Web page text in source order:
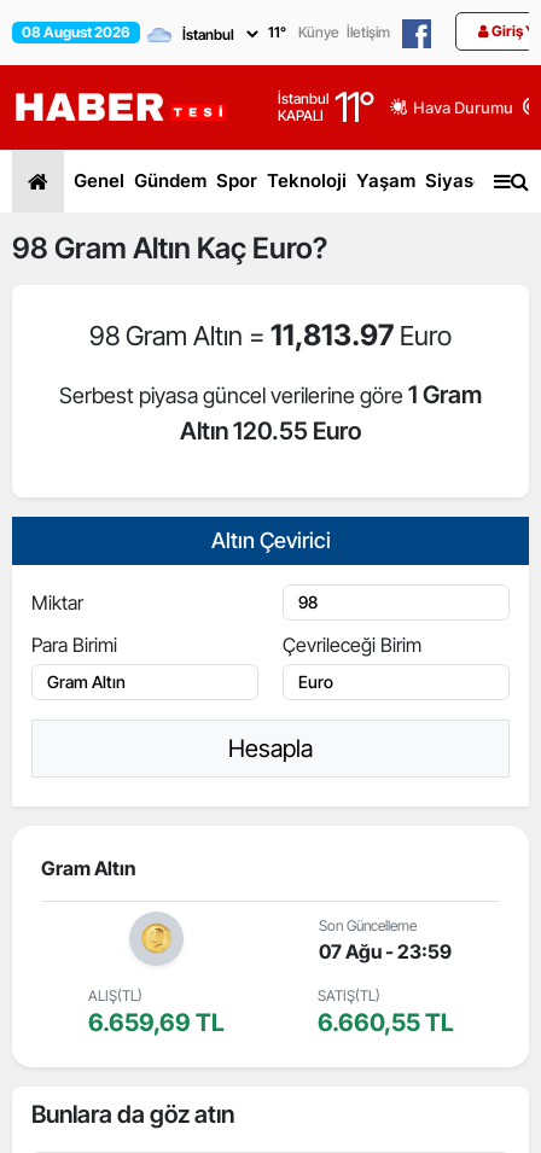
08 August 2026 11° Künye İletişim Giriş
İstanbul
KAPALI
11° Hava Durumu
Genel Gündem Spor Teknoloji Yaşam Siyaset
98 Gram Altın Kaç Euro?
98 Gram Altın = 11,813.97 Euro
Serbest piyasa güncel verilerine göre 1 Gram
Altın 120.55 Euro
Altın Çevirici
Miktar
Para Birimi
Çevrileceği Birim
Hesapla
Gram Altın
Son Güncelleme
07 Ağu - 23:59
ALIŞ(TL)
6.659,69 TL
SATIŞ(TL)
6.660,55 TL
Bunlara da göz atın